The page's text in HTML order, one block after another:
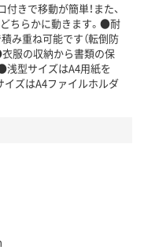
きで移動が簡単！また、
どちらかに動きます。●耐
み重ね可能です（転倒防
服の収納から書類の保
浅型サイズはA4用紙を
イズはA4ファイルホルダ